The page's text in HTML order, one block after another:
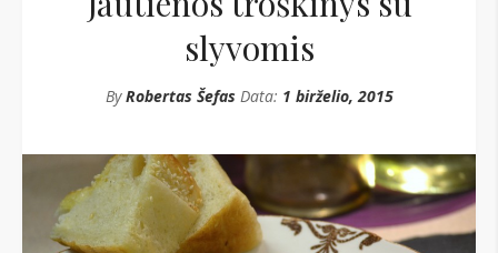
slyvomis
ByRobertas Šefas Data: 1 birželio, 2015